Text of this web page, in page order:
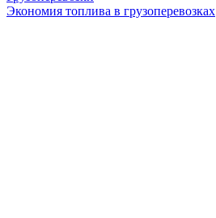
Экономия топлива в грузоперевозках